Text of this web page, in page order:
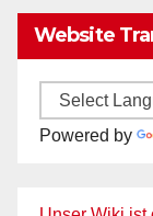
Website
Powered by